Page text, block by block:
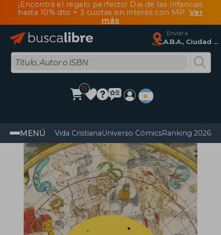
¡Encontrá el regalo perfecto! Día de las Infancias
hasta 10% dto + 3 cuotas sin interés con MP Ver
más
Enviar a
C.A.B.A., Ciudad Autónoma De Buenos Aires
0
MENÚ Vida CristianaUniverso CómicsRanking 2026